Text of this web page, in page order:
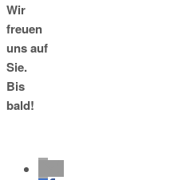
Wir
freuen
uns auf
Sie.
Bis
bald!